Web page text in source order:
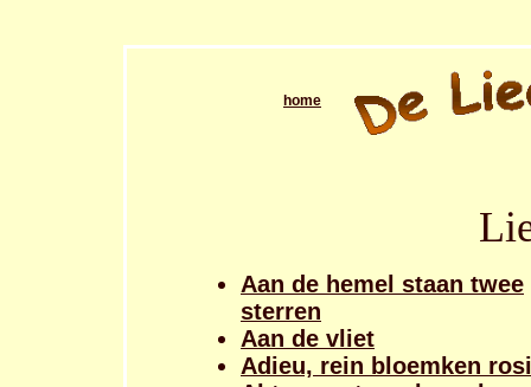
home
Aan de hemel staan twee
sterren
Aan de vliet
Adieu, rein bloemken